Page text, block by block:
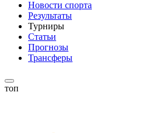
Новости спорта
Результаты
Турниры
Статьи
Прогнозы
Трансферы
топ